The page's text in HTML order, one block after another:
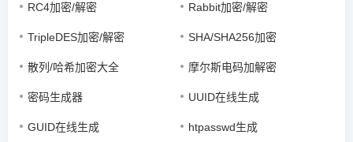
RC4加密/解密 Rabbit加密/解密
TripleDES加密/解密 SHA/SHA256加密
散列/哈希加密大全 摩尔斯电码加解密
密码生成器 UUID在线生成
GUID在线生成 htpasswd生成